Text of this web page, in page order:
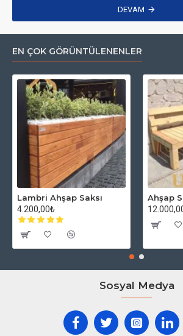
DEVAM
EN ÇOK GÖRÜNTÜLENENLER
Lambri Ahşap Saksı
4.200,00₺
Ahşap
Sosyal Medya